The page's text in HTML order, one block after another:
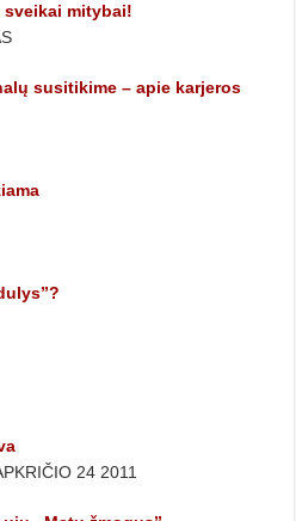
mitybai!
susitikime – apie karjeros
24 2011